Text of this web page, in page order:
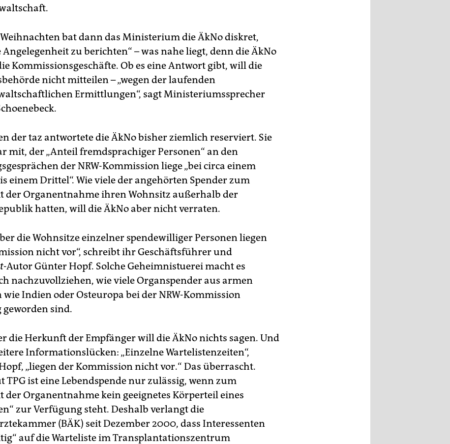
bat dann das Ministerium die ÄkNo diskret,
Angelegenheit zu berichten“ – was nahe liegt, denn die ÄkNo
Kommissionsgeschäfte. Ob es eine Antwort gibt, will die
nicht mitteilen – „wegen der laufenden
Ermittlungen“, sagt Ministeriumssprecher
der taz antwortete die ÄkNo bisher ziemlich reserviert. Sie
mit, der „Anteil fremdsprachiger Personen“ an den
der NRW-Kommission liege „bei circa einem
einem Drittel“. Wie viele der angehörten Spender zum
der Organentnahme ihren Wohnsitz außerhalb der
hatten, will die ÄkNo aber nicht verraten.
die Wohnsitze einzelner spendewilliger Personen liegen
nicht vor“, schreibt ihr Geschäftsführer und
Autor Günter Hopf. Solche Geheimnistuerei macht es
nachzuvollziehen, wie viele Organspender aus armen
wie Indien oder Osteuropa bei der NRW-Kommission
sind.
die Herkunft der Empfänger will die ÄkNo nichts sagen. Und
Informationslücken: „Einzelne Wartelistenzeiten“,
„liegen der Kommission nicht vor.“ Das überrascht.
TPG ist eine Lebendspende nur zulässig, wenn zum
der Organentnahme kein geeignetes Körperteil eines
zur Verfügung steht. Deshalb verlangt die
(BÄK) seit Dezember 2000, dass Interessenten
auf die Warteliste im Transplantationszentrum